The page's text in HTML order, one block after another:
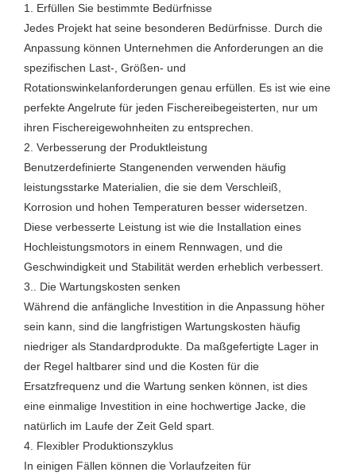
1. Erfüllen Sie bestimmte Bedürfnisse
Jedes Projekt hat seine besonderen Bedürfnisse. Durch die
Anpassung können Unternehmen die Anforderungen an die
spezifischen Last-, Größen- und
Rotationswinkelanforderungen genau erfüllen. Es ist wie eine
perfekte Angelrute für jeden Fischereibegeisterten, nur um
ihren Fischereigewohnheiten zu entsprechen.
2. Verbesserung der Produktleistung
Benutzerdefinierte Stangenenden verwenden häufig
leistungsstarke Materialien, die sie dem Verschleiß,
Korrosion und hohen Temperaturen besser widersetzen.
Diese verbesserte Leistung ist wie die Installation eines
Hochleistungsmotors in einem Rennwagen, und die
Geschwindigkeit und Stabilität werden erheblich verbessert.
3.. Die Wartungskosten senken
Während die anfängliche Investition in die Anpassung höher
sein kann, sind die langfristigen Wartungskosten häufig
niedriger als Standardprodukte. Da maßgefertigte Lager in
der Regel haltbarer sind und die Kosten für die
Ersatzfrequenz und die Wartung senken können, ist dies
eine einmalige Investition in eine hochwertige Jacke, die
natürlich im Laufe der Zeit Geld spart.
4. Flexibler Produktionszyklus
In einigen Fällen können die Vorlaufzeiten für